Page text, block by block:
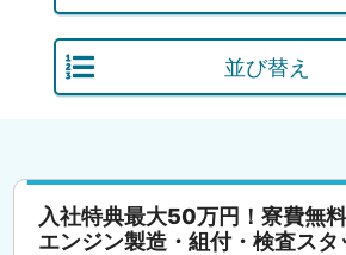
並び替え
入社特典最大50万円！寮費無
エンジン製造・組付・検査スタ